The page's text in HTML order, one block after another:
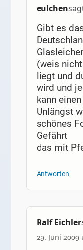
eulchen
Gibt es
(weis
liegt und
wird und
kann
Unlängst
schönes
Gefährt
das mit
Antworten
Ralf Eichler
29. Juni 2009